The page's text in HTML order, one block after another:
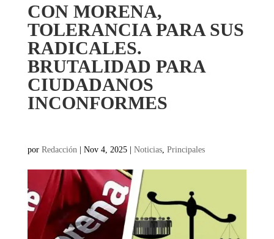
CON MORENA,
TOLERANCIA PARA SUS
RADICALES.
BRUTALIDAD PARA
CIUDADANOS
INCONFORMES
por Redacción | Nov 4, 2025| Noticias, Principales